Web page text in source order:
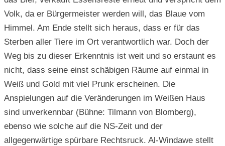
Volk, da er Bürgermeister werden will, das Blaue vom
Himmel. Am Ende stellt sich heraus, dass er für das
Sterben aller Tiere im Ort verantwortlich war. Doch der
Weg bis zu dieser Erkenntnis ist weit und so erstaunt es
nicht, dass seine einst schäbigen Räume auf einmal in
Weiß und Gold mit viel Prunk erscheinen. Die
Anspielungen auf die Veränderungen im Weißen Haus
sind unverkennbar (Bühne: Tilmann von Blomberg),
ebenso wie solche auf die NS-Zeit und der
allgegenwärtige spürbare Rechtsruck. Al-Windawe stellt